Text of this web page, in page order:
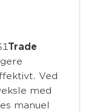
Trade
Ved
med
manuel